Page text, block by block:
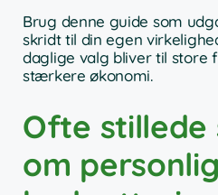
Brug denne guide som
skridt til din egen
daglige valg bliver til store
stærkere økonomi.
Ofte stillede
om personlig